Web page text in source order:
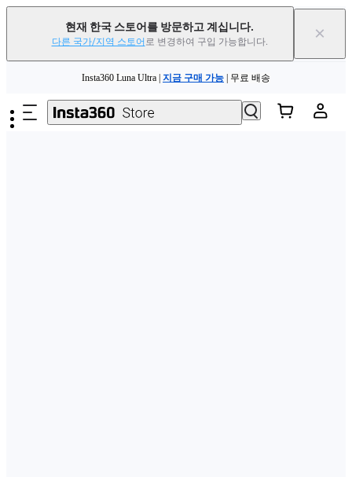
현재 한국 스토어를 방문하고 계십니다.
다른 국가/지역 스토어 로 변경하여 구입 가능합니다. ×
Insta360 Luna Ultra | 지금 구매 가능 | 무료 배송
Insta360 Luna Ultra | | 무료 배송